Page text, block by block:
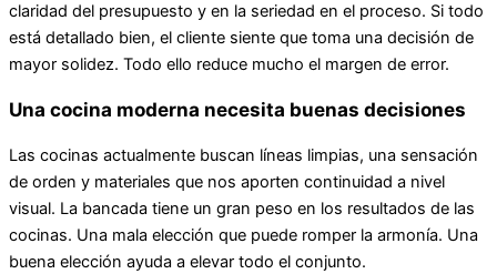
claridad del presupuesto y en la seriedad en el proceso. Si todo
está detallado bien, el cliente siente que toma una decisión de
mayor solidez. Todo ello reduce mucho el margen de error.
Una cocina moderna necesita buenas decisiones
Las cocinas actualmente buscan líneas limpias, una sensación
de orden y materiales que nos aporten continuidad a nivel
visual. La bancada tiene un gran peso en los resultados de las
cocinas. Una mala elección que puede romper la armonía. Una
buena elección ayuda a elevar todo el conjunto.